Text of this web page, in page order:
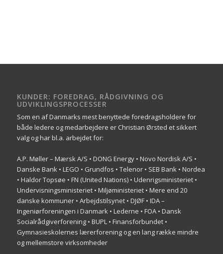
KUNDER: FOREDRAG, RÅDGIVNING OG
UDVIKLINGSPROCESSER
Som en af Danmarks mest benyttede foredragsholdere for
både ledere og medarbejdere er Christian Ørsted et sikkert
valg og har bl.a. arbejdet for:
A.P. Møller – Mærsk A/S • DONG Energy • Novo Nordisk A/S •
Danske Bank • LEGO • Grundfos • Telenor • SEB Bank • Nordea
• Haldor Topsøe • FN (United Nations) • Udenrigsministeriet •
Undervisningsministeriet • Miljøministeriet • Mere end 20
danske kommuner • Arbejdstilsynet • DJØF • IDA –
Ingeniørforeningen i Danmark • Lederne • FOA • Dansk
Socialrådgiverforening • BUPL • Finansforbundet •
Gymnasieskolernes lærerforening og en lang række mindre
og mellemstore virksomheder